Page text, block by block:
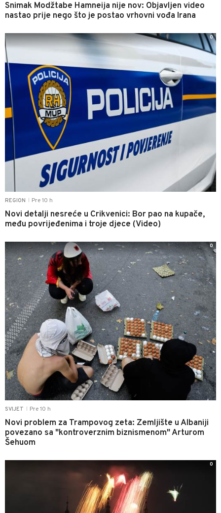
Snimak Modžtabe Hamneija nije nov: Objavljen video
nastao prije nego što je postao vrhovni vođa Irana
REGION Pre 10 h
Novi detalji nesreće u Crikvenici: Bor pao na kupače,
među povrijeđenima i troje djece (Video)
0
SVIJET Pre 10 h
Novi problem za Trampovog zeta: Zemljište u Albaniji
povezano sa "kontroverznim biznismenom" Arturom
Šehuom
0
0